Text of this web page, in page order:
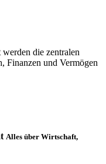
die zentralen
Finanzen und Vermögen
Alles über Wirtschaft,